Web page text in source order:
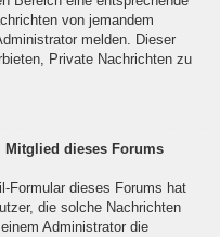
von jemandem
melden. Dieser
Private Nachrichten zu
Mitglied dieses Forums
Formular dieses Forums hat
die solche Nachrichten
Administrator die